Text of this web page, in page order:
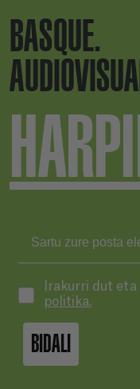
BASQUE.
Irakurri dut
politika.
BIDALI